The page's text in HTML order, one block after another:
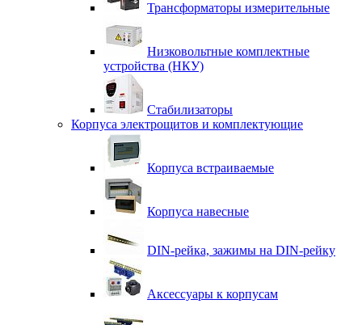
Трансформаторы измерительные
Низковольтные комплектные
устройства (НКУ)
Стабилизаторы
Корпуса электрощитов и комплектующие
Корпуса встраиваемые
Корпуса навесные
DIN-рейка, зажимы на DIN-рейку
Аксессуары к корпусам